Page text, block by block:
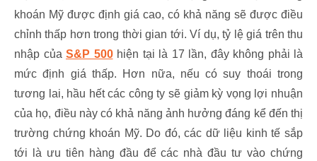
khoán Mỹ được định giá cao, có khả năng sẽ được điều
chỉnh thấp hơn trong thời gian tới. Ví dụ, tỷ lệ giá trên thu
nhập của S&P 500 hiện tại là 17 lần, đây không phải là
mức định giá thấp. Hơn nữa, nếu có suy thoái trong
tương lai, hầu hết các công ty sẽ giảm kỳ vọng lợi nhuận
của họ, điều này có khả năng ảnh hưởng đáng kể đến thị
trường chứng khoán Mỹ. Do đó, các dữ liệu kinh tế sắp
tới là ưu tiên hàng đầu để các nhà đầu tư vào chứng